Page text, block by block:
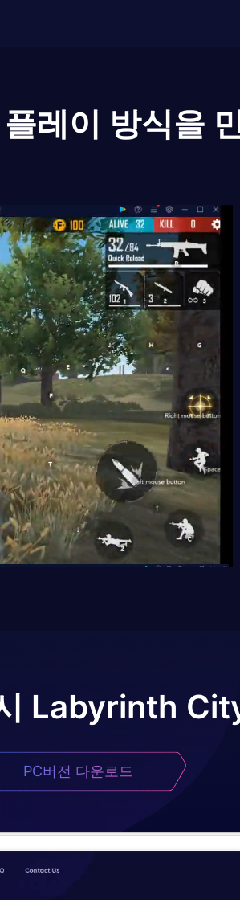
레이 방식을
Labyrinth
PC버전 다운로드